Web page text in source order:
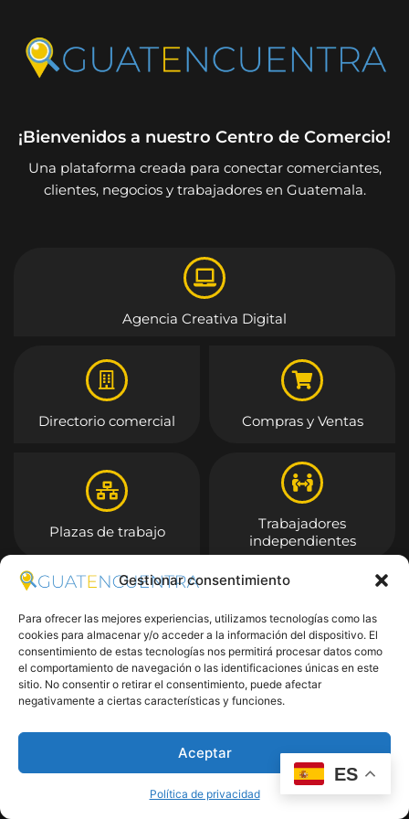
Gestionar consentimiento
Para ofrecer las mejores experiencias, utilizamos tecnologías como las
cookies para almacenar y/o acceder a la información del dispositivo. El
consentimiento de estas tecnologías nos permitirá procesar datos como
el comportamiento de navegación o las identificaciones únicas en este
sitio. No consentir o retirar el consentimiento, puede afectar
negativamente a ciertas características y funciones.
Aceptar
Política de privacidad
¡Bienvenidos a nuestro Centro de Comercio!
Una plataforma creada para conectar comerciantes,
clientes, negocios y trabajadores en Guatemala.
Agencia Creativa Digital
Directorio comercial Compras y Ventas
Plazas de trabajo
Trabajadores
independientes
Entrar
ES